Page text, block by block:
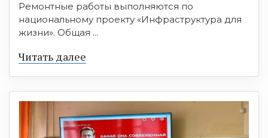
Ремонтные работы выполняются по
национальному проекту «Инфраструктура для
жизни». Общая ...
Читать далее